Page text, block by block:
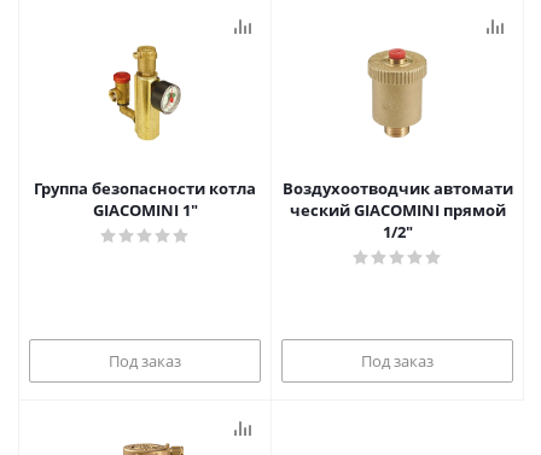
Группа безопасности котла
GIACOMINI 1"
Под заказ
Воздухоотводчик автомати
ческий GIACOMINI прямой
1/2"
Под заказ